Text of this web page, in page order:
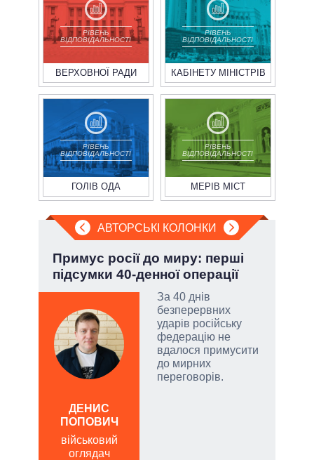
РІВЕНЬ
ВІДПОВІДАЛЬНОСТІ
ВЕРХОВНОЇ РАДИ
РІВЕНЬ
ВІДПОВІДАЛЬНОСТІ
КАБІНЕТУ МІНІСТРІВ
РІВЕНЬ
ВІДПОВІДАЛЬНОСТІ
ГОЛІВ ОДА
РІВЕНЬ
ВІДПОВІДАЛЬНОСТІ
МЕРІВ МІСТ
АВТОРСЬКІ КОЛОНКИ
Примус росії до миру: перші
підсумки 40-денної операції
За 40 днів
безперервних
ударів російську
федерацію не
вдалося примусити
до мирних
переговорів.
ДЕНИС
ПОПОВИЧ
військовий
оглядач